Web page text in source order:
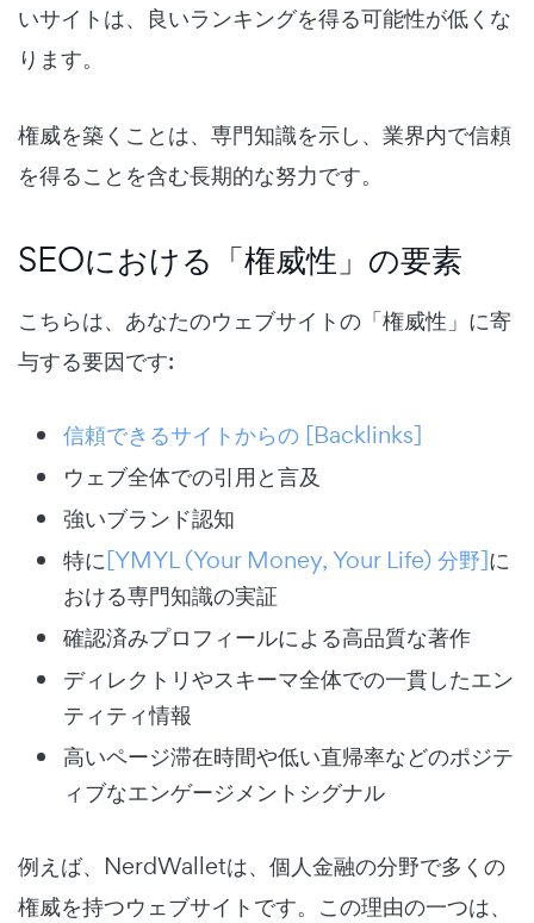
いサイトは、良いランキングを得る可能性が低くな
ります。
権威を築くことは、専門知識を示し、業界内で信頼
を得ることを含む長期的な努力です。
SEOにおける「権威性」の要素
こちらは、あなたのウェブサイトの「権威性」に寄
与する要因です:
信頼できるサイトからの [Backlinks]
ウェブ全体での引用と言及
強いブランド認知
特に[YMYL (Your Money, Your Life) 分野]に
おける専門知識の実証
確認済みプロフィールによる高品質な著作
ディレクトリやスキーマ全体での一貫したエン
ティティ情報
高いページ滞在時間や低い直帰率などのポジテ
ィブなエンゲージメントシグナル
例えば、NerdWalletは、個人金融の分野で多くの
権威を持つウェブサイトです。この理由の一つは、